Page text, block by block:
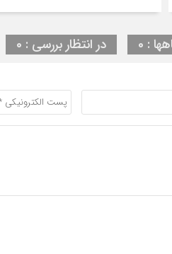
: 0 در انتظار بررسی : 0